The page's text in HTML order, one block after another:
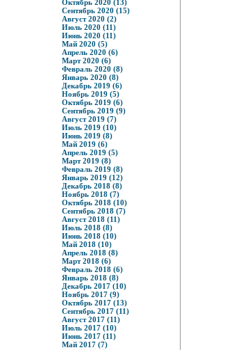
Октябрь 2020 (13)
Сентябрь 2020 (15)
Август 2020 (2)
Июль 2020 (11)
Июнь 2020 (11)
Май 2020 (5)
Апрель 2020 (6)
Март 2020 (6)
Февраль 2020 (8)
Январь 2020 (8)
Декабрь 2019 (6)
Ноябрь 2019 (5)
Октябрь 2019 (6)
Сентябрь 2019 (9)
Август 2019 (7)
Июль 2019 (10)
Июнь 2019 (8)
Май 2019 (6)
Апрель 2019 (5)
Март 2019 (8)
Февраль 2019 (8)
Январь 2019 (12)
Декабрь 2018 (8)
Ноябрь 2018 (7)
Октябрь 2018 (10)
Сентябрь 2018 (7)
Август 2018 (11)
Июль 2018 (8)
Июнь 2018 (10)
Май 2018 (10)
Апрель 2018 (8)
Март 2018 (6)
Февраль 2018 (6)
Январь 2018 (8)
Декабрь 2017 (10)
Ноябрь 2017 (9)
Октябрь 2017 (13)
Сентябрь 2017 (11)
Август 2017 (11)
Июль 2017 (10)
Июнь 2017 (11)
Май 2017 (7)